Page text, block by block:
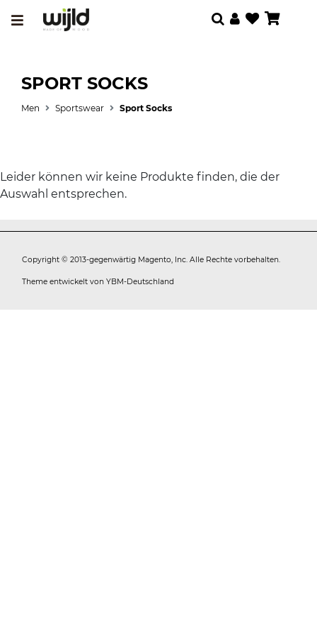
SPORT SOCKS
Men Sportswear Sport Socks
Leider können wir keine Produkte finden, die der
Auswahl entsprechen.
Copyright © 2013-gegenwärtig Magento, Inc. Alle Rechte vorbehalten.
Theme entwickelt von YBM-Deutschland